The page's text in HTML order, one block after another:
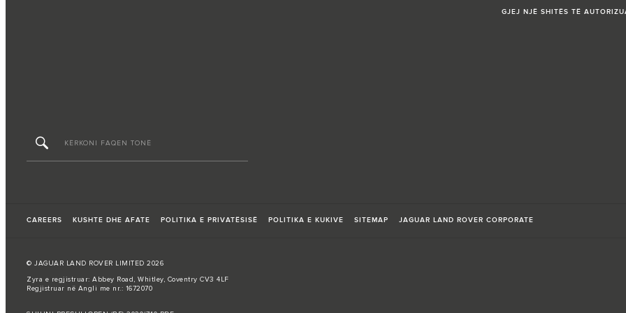
GJEJ NJË SHITËS TË
CAREERS KUSHTE DHE AFATE POLITIKA E PRIVATËSISË POLITIKA E KUKIVE SITEMAP JAGUAR LAND ROVER CORPORATE
© JAGUAR LAND ROVER LIMITED 2026
Zyra e regjistruar: Abbey Road, Whitley, Coventry CV3 4LF
Regjistruar në Angli me nr.: 1672070